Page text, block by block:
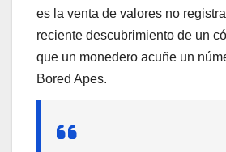
es la venta de valores no
reciente descubrimiento de un
que un monedero acuñe un
Bored Apes.